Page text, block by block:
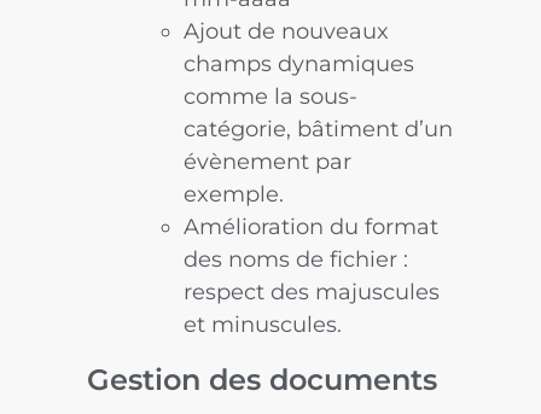
Ajout de nouveaux
champs dynamiques
comme la sous-
catégorie, bâtiment d’un
évènement par
exemple.
Amélioration du format
des noms de fichier :
respect des majuscules
et minuscules.
Gestion des documents